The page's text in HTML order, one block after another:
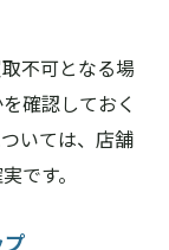
不可となる場
確認しておく
いては、店舗
です。